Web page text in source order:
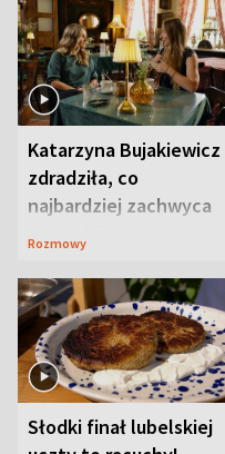
Katarzyna Bujakiewicz
zdradziła, co
najbardziej zachwyca
ją w Lublinie
Rozmowy
Słodki finał lubelskiej